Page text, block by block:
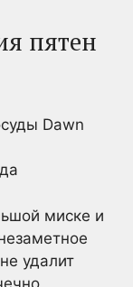
пятен
Dawn
миске и
удалит